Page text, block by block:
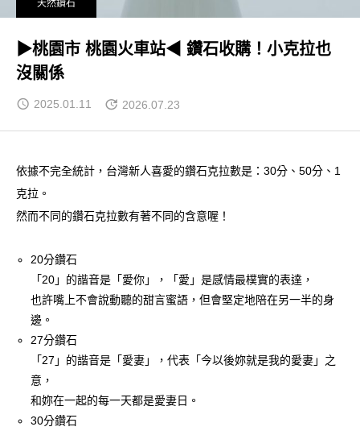
天然鑽石
▶桃園市 桃園火車站◀ 鑽石收購！小克拉也
沒關係
2025.01.11 2026.07.23
依據不完全統計，台灣新人喜愛的鑽石克拉數是：30分、50分、1
克拉。
然而不同的鑽石克拉數有著不同的含意喔！
20分鑽石
「20」的諧音是「愛你」，「愛」是感情最樸實的表達，
也許嘴上不會說動聽的甜言蜜語，但會堅定地陪在另一半的身
邊。
27分鑽石
「27」的諧音是「愛妻」，代表「今以後妳就是我的愛妻」之
意，
和妳在一起的每一天都是愛妻日。
30分鑽石